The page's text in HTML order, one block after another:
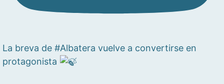
La breva de #Albatera vuelve a convertirse en
protagonista